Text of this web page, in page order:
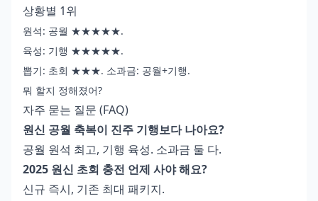
상황별 1위
원석: 공월 ★★★★★.
육성: 기행 ★★★★★.
뽑기: 초회 ★★★. 소과금: 공월+기행.
뭐 할지 정해졌어?
자주 묻는 질문 (FAQ)
원신 공월 축복이 진주 기행보다 나아요?
공월 원석 최고, 기행 육성. 소과금 둘 다.
2025 원신 초회 충전 언제 사야 해요?
신규 즉시, 기존 최대 패키지.